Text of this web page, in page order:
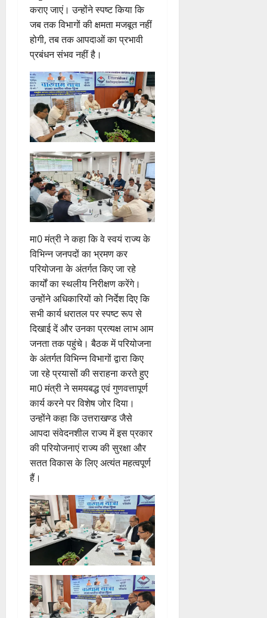
कराए जाएं। उन्होंने स्पष्ट किया कि
जब तक विभागों की क्षमता मजबूत नहीं
होगी, तब तक आपदाओं का प्रभावी
प्रबंधन संभव नहीं है।
मा0 मंत्री ने कहा कि वे स्वयं राज्य के
विभिन्न जनपदों का भ्रमण कर
परियोजना के अंतर्गत किए जा रहे
कार्यों का स्थलीय निरीक्षण करेंगे।
उन्होंने अधिकारियों को निर्देश दिए कि
सभी कार्य धरातल पर स्पष्ट रूप से
दिखाई दें और उनका प्रत्यक्ष लाभ आम
जनता तक पहुंचे। बैठक में परियोजना
के अंतर्गत विभिन्न विभागों द्वारा किए
जा रहे प्रयासों की सराहना करते हुए
मा0 मंत्री ने समयबद्ध एवं गुणवत्तापूर्ण
कार्य करने पर विशेष जोर दिया।
उन्होंने कहा कि उत्तराखण्ड जैसे
आपदा संवेदनशील राज्य में इस प्रकार
की परियोजनाएं राज्य की सुरक्षा और
सतत विकास के लिए अत्यंत महत्वपूर्ण
हैं।